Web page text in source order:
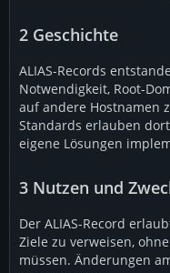
2 Geschichte
ALIAS-Records
Notwendigkeit, Root-
auf andere Hostnamen
Standards erlauben
eigene Lösungen
3 Nutzen und
Der ALIAS-Record
Ziele zu verweisen,
müssen. Änderungen